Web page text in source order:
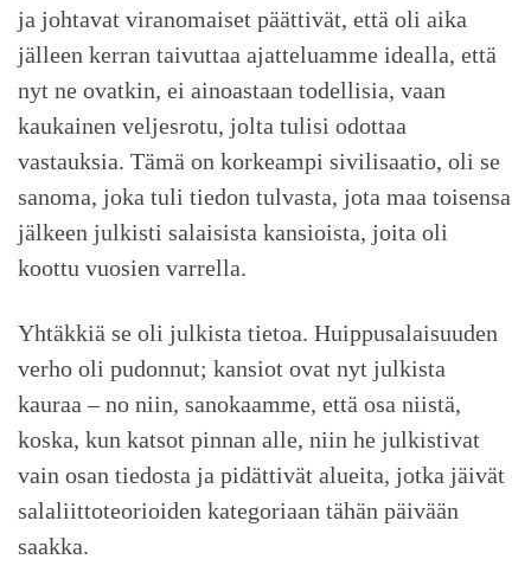
ja johtavat viranomaiset päättivät, että oli aika
jälleen kerran taivuttaa ajatteluamme idealla, että
nyt ne ovatkin, ei ainoastaan todellisia, vaan
kaukainen veljesrotu, jolta tulisi odottaa
vastauksia. Tämä on korkeampi sivilisaatio, oli se
sanoma, joka tuli tiedon tulvasta, jota maa toisensa
jälkeen julkisti salaisista kansioista, joita oli
koottu vuosien varrella.
Yhtäkkiä se oli julkista tietoa. Huippusalaisuuden
verho oli pudonnut; kansiot ovat nyt julkista
kauraa – no niin, sanokaamme, että osa niistä,
koska, kun katsot pinnan alle, niin he julkistivat
vain osan tiedosta ja pidättivät alueita, jotka jäivät
salaliittoteorioiden kategoriaan tähän päivään
saakka.